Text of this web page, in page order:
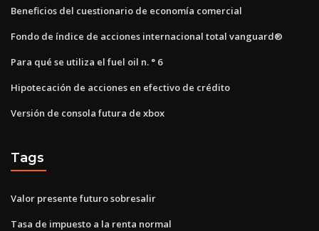
Beneficios del cuestionario de economía comercial
Fondo de índice de acciones internacional total vanguard®
Para qué se utiliza el fuel oil n. ° 6
Hipotecación de acciones en efectivo de crédito
Versión de consola futura de xbox
Tags
Valor presente futuro sobresalir
Tasa de impuesto a la renta normal